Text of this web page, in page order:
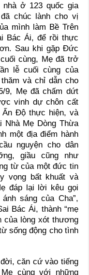
ở 123 quốc gia
chúc lành cho vị
mình làm Bề Trên
Bác Ái, để rồi thực
Sau khi gặp Đức
cùng, Mẹ đã trở
lễ cuối cùng của
và chỉ dẫn cho
9, Mẹ đã chấm dứt
vinh dự chôn cất
Ấn Độ thực hiện, và
Mẹ Dòng Thừa
một địa điểm hành
nguyện cho dân
giầu cũng như
từ của một đức tin
vọng bất khuất và
đáp lại lời kêu gọi
sáng của Cha”,
Bác Ái, thành “mẹ
của lòng xót thương
sống động cho tình
căn cứ vào tiếng
cùng với những